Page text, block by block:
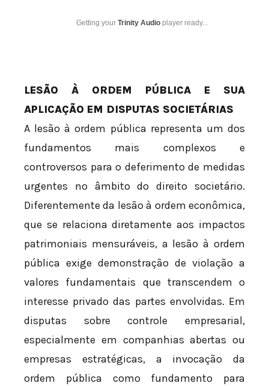
Getting your Trinity Audio player ready...
LESÃO À ORDEM PÚBLICA E SUA
APLICAÇÃO EM DISPUTAS SOCIETÁRIAS
A lesão à ordem pública representa um dos
fundamentos mais complexos e
controversos para o deferimento de medidas
urgentes no âmbito do direito societário.
Diferentemente da lesão à ordem econômica,
que se relaciona diretamente aos impactos
patrimoniais mensuráveis, a lesão à ordem
pública exige demonstração de violação a
valores fundamentais que transcendem o
interesse privado das partes envolvidas. Em
disputas sobre controle empresarial,
especialmente em companhias abertas ou
empresas estratégicas, a invocação da
ordem pública como fundamento para